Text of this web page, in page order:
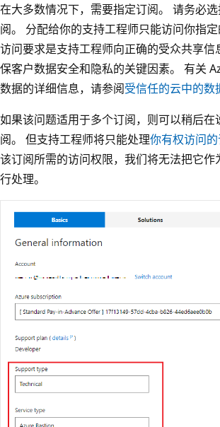
在大多数情况下，需要指定订阅。 请务必
阅。 分配给你的支持工程师只能访问你指定
访问要求是支持工程师向正确的受众共享信
保客户数据安全和隐私的关键因素。 有关
数据的详细信息，请参阅受信任的云中的数
如果该问题适用于多个订阅，则可以稍后在
阅。 但支持工程师将只能处理你有权访问
该订阅所需的访问权限，我们将无法把它作
行处理。